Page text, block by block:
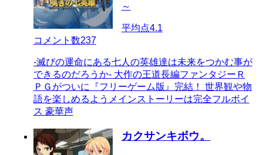
～
平均点4.1
コメント数237
-滅びの運命にある七人の英雄達は未来をつかむ事が
できるのだろうか- 大作の王道長編ファンタジーＲ
ＰＧがついに『フリーゲーム版』完結！ 世界観や物
語を楽しめるようメインストーリーは完全フルボイ
ス 豪華声
カクサンキボウ。